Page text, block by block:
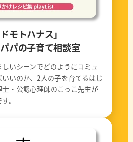
ドモトハナス」
パの子育て相談室
いシーンでどのようにコミュ
いのか、2人の子を育てるはじ
・公認心理師のこっこ先生が
。